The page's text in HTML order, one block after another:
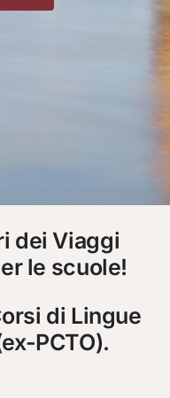
dei Viaggi
le scuole!
di Lingue
PCTO).